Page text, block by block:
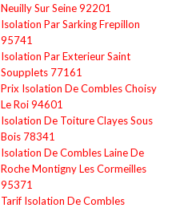
Neuilly Sur Seine 92201
Isolation Par Sarking Frepillon
95741
Isolation Par Exterieur Saint
Soupplets 77161
Prix Isolation De Combles Choisy
Le Roi 94601
Isolation De Toiture Clayes Sous
Bois 78341
Isolation De Combles Laine De
Roche Montigny Les Cormeilles
95371
Tarif Isolation De Combles